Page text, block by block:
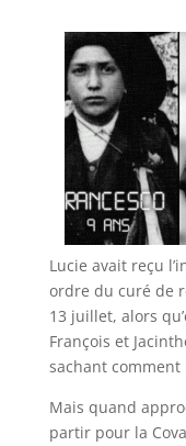
Lucie avait reçu
ordre du curé de
13 juillet, alors
François et
sachant
Mais quand
partir pour la